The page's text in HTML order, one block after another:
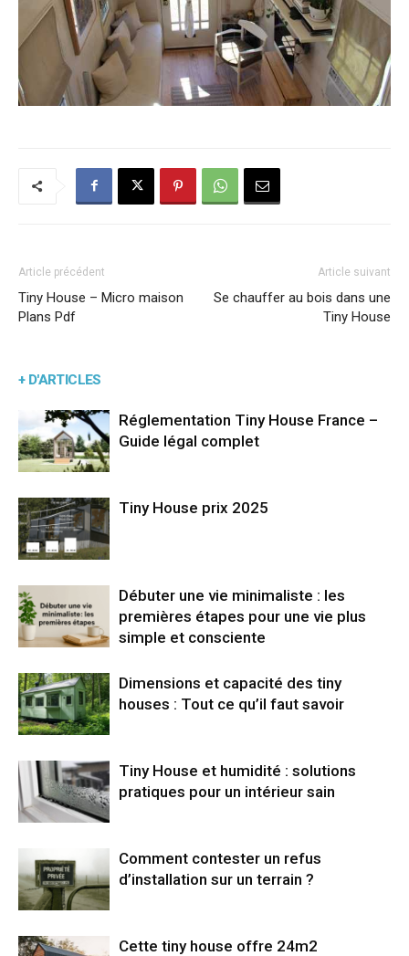
Article précédent
Tiny House – Micro maison
Plans Pdf
Article suivant
Se chauffer au bois dans une
Tiny House
+ D'ARTICLES
Réglementation Tiny House France –
Guide légal complet
Tiny House prix 2025
Débuter une vie minimaliste : les
premières étapes pour une vie plus
simple et consciente
Dimensions et capacité des tiny
houses : Tout ce qu’il faut savoir
Tiny House et humidité : solutions
pratiques pour un intérieur sain
Comment contester un refus
d’installation sur un terrain ?
Cette tiny house offre 24m2